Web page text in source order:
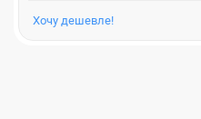
Хочу дешевле!